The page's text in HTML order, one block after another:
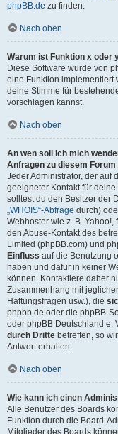
phpBB.de zu finden.
Nach oben
Warum ist Funktion x oder
Diese Software wurde von
eine Funktion implementiert
deine Stimme für
vorschlagen kannst.
Nach oben
An wen soll ich mich
Anfragen zu diesem Forum
Jeder Administrator, der auf
geeigneter Kontakt für
solltest du den Besitzer der
„WHOIS“-Abfrage durch)
Webhoster wie z. B.
den Abuse-Kontakt des
Limited (phpBB.com) und
Einfluss auf die Benutzung
haben und dafür in keiner
können. Kontaktiere daher
Zusammenhang mit
Haftungsfragen usw.), die
phpbb.de oder die phpBB-
oder phpBB Deutschland e.
durch Dritte betreffen, so
Antwort erhalten.
Nach oben
Wie kann ich einen
Alle Benutzer des Boards
Funktion durch die Board-
Mitglieder des Boards